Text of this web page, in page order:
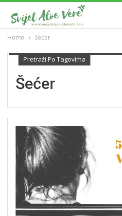
Home šećer
Pretraži Po Tagovima
Šećer